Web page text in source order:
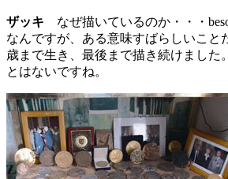
ザッキ なぜ描いているのか・・・
なんですが、ある意味すばらしいこ
歳まで生き、最後まで描き続けまし
とはないですね。